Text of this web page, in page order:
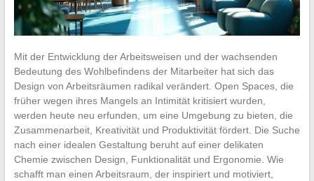
Mit der Entwicklung der Arbeitsweisen und der wachsenden
Bedeutung des Wohlbefindens der Mitarbeiter hat sich das
Design von Arbeitsräumen radikal verändert. Open Spaces, die
früher wegen ihres Mangels an Intimität kritisiert wurden,
werden heute neu erfunden, um eine Umgebung zu bieten, die
Zusammenarbeit, Kreativität und Produktivität fördert. Die Suche
nach einer idealen Gestaltung beruht auf einer delikaten
Chemie zwischen Design, Funktionalität und Ergonomie. Wie
schafft man einen Arbeitsraum, der inspiriert und motiviert,